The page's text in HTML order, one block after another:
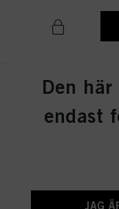
Den
endast
JAG